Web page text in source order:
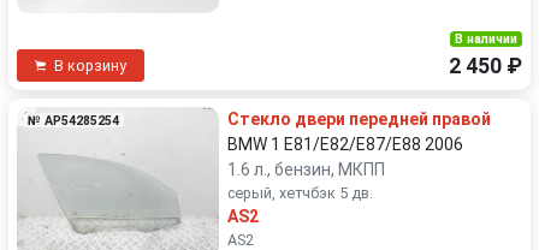
В корзину
В наличии
2 450 ₽
№ AP54285254
Стекло двери передней правой
BMW 1 E81/E82/E87/E88 2006
1.6 л., бензин, МКПП
серый, хетчбэк 5 дв.
AS2
AS2